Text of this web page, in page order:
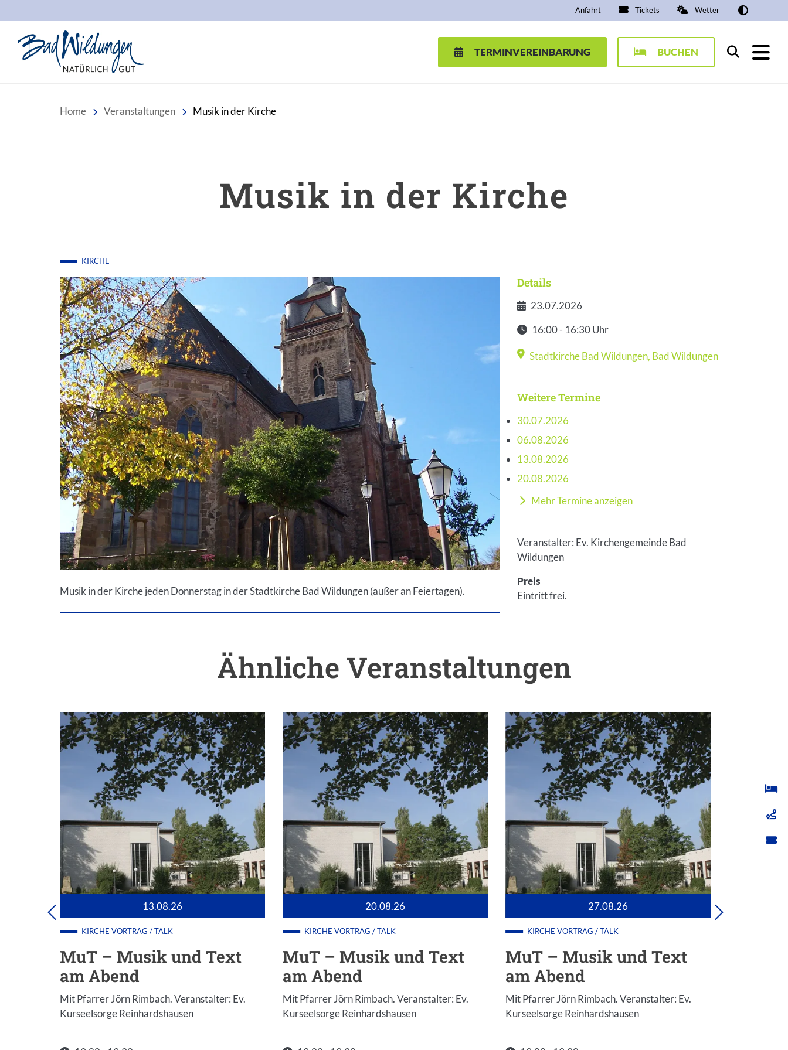
Anfahrt Tickets Wetter
TERMINVEREINBARUNG BUCHEN Suchen
Home Veranstaltungen Musik in der Kirche
Musik in der Kirche
KIRCHE
Musik in der Kirche jeden Donnerstag in der Stadtkirche Bad Wildungen (außer an Feiertagen).
Details
Datum
23.07.2026
Zeit
16:00 - 16:30 Uhr
Veranstaltungsort
Stadtkirche Bad Wildungen, Bad Wildungen
Weitere Termine
30.07.2026
06.08.2026
13.08.2026
20.08.2026
Mehr Termine anzeigen
Veranstalter: Ev. Kirchengemeinde Bad
Wildungen
Preis
Eintritt frei.
Ähnliche Veranstaltungen
13.08.26
KIRCHE VORTRAG / TALK
MuT – Musik und Text
am Abend
Mit Pfarrer Jörn Rimbach. Veranstalter: Ev.
Kurseelsorge Reinhardshausen
20.08.26
KIRCHE VORTRAG / TALK
MuT – Musik und Text
am Abend
Mit Pfarrer Jörn Rimbach. Veranstalter: Ev.
Kurseelsorge Reinhardshausen
27.08.26
KIRCHE VORTRAG / TALK
MuT – Musik und Text
am Abend
Mit Pfarrer Jörn Rimbach. Veranstalter: Ev.
Kurseelsorge Reinhardshausen